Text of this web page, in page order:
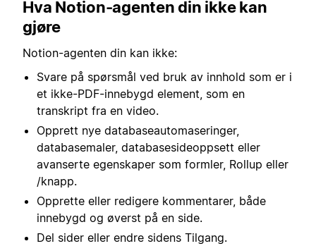
Hva Notion-agenten din ikke kan
gjøre
Notion-agenten din kan ikke:
Svare på spørsmål ved bruk av innhold som er i
et ikke-PDF-innebygd element, som en
transkript fra en video.
Opprett nye databaseautomaseringer,
databasemaler, databasesideoppsett eller
avanserte egenskaper som formler, Rollup eller
/knapp.
Opprette eller redigere kommentarer, både
innebygd og øverst på en side.
Del sider eller endre sidens Tilgang.